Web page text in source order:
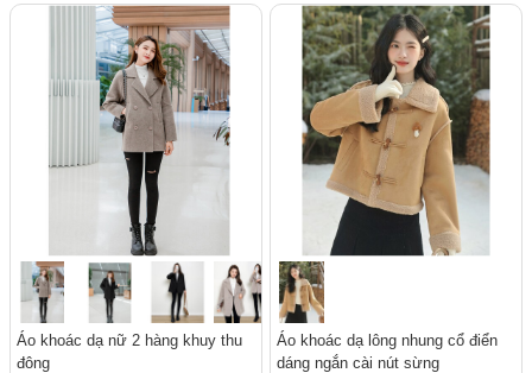
Áo khoác dạ nữ 2 hàng khuy thu
đông
Áo khoác dạ lông nhung cổ điển
dáng ngắn cài nút sừng